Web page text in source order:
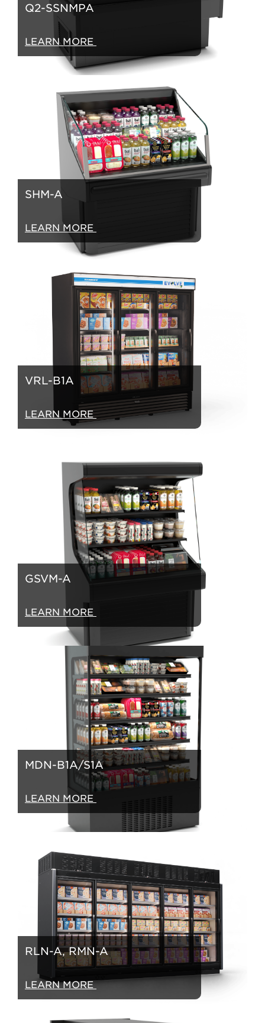
Q2-SSNMPA
LEARN MORE
SHM-A
LEARN MORE
VRL-B1A
LEARN MORE
GSVM-A
LEARN MORE
MDN-B1A/S1A
LEARN MORE
RLN-A, RMN-A
LEARN MORE